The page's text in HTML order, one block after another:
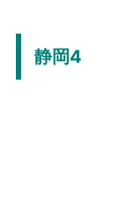
静岡4